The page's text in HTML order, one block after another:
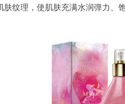
纹理，使肌肤充满水润弹力、